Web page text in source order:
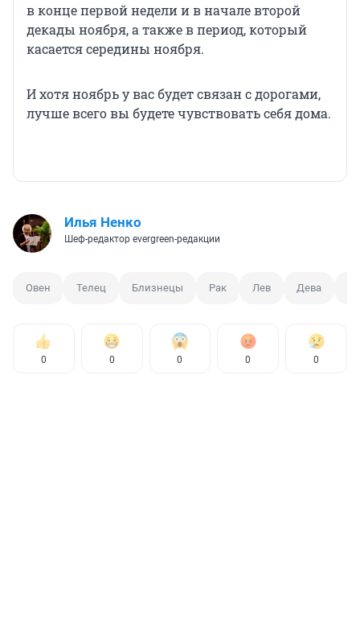
в конце первой недели и в начале второй
декады ноября, а также в период, который
касается середины ноября.
И хотя ноябрь у вас будет связан с дорогами,
лучше всего вы будете чувствовать себя дома.
Илья Ненко
Шеф-редактор evergreen-редакции
Овен Телец Близнецы Рак Лев Дева
0 0 0 0 0